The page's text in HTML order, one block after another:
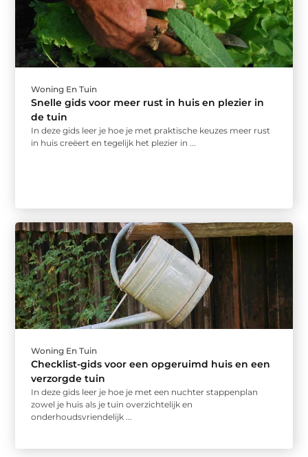
Woning En Tuin
Snelle gids voor meer rust in huis en plezier in
de tuin
In deze gids leer je hoe je met praktische keuzes meer rust
in huis creëert en tegelijk het plezier in ...
Woning En Tuin
Checklist-gids voor een opgeruimd huis en een
verzorgde tuin
In deze gids leer je hoe je met een nuchter stappenplan
zowel je huis als je tuin overzichtelijk en
onderhoudsvriendelijk ...